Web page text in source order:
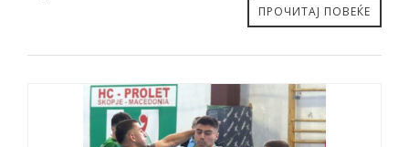
ПРОЧИТАЈ ПОВЕЌЕ